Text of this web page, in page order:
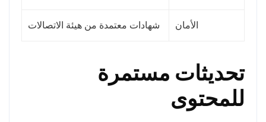
الأمان شهادات معتمدة من هيئة الاتصالات
تحديثات مستمرة
للمحتوى